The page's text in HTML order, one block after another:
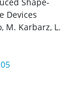
Devices
M. Karbarz, L.